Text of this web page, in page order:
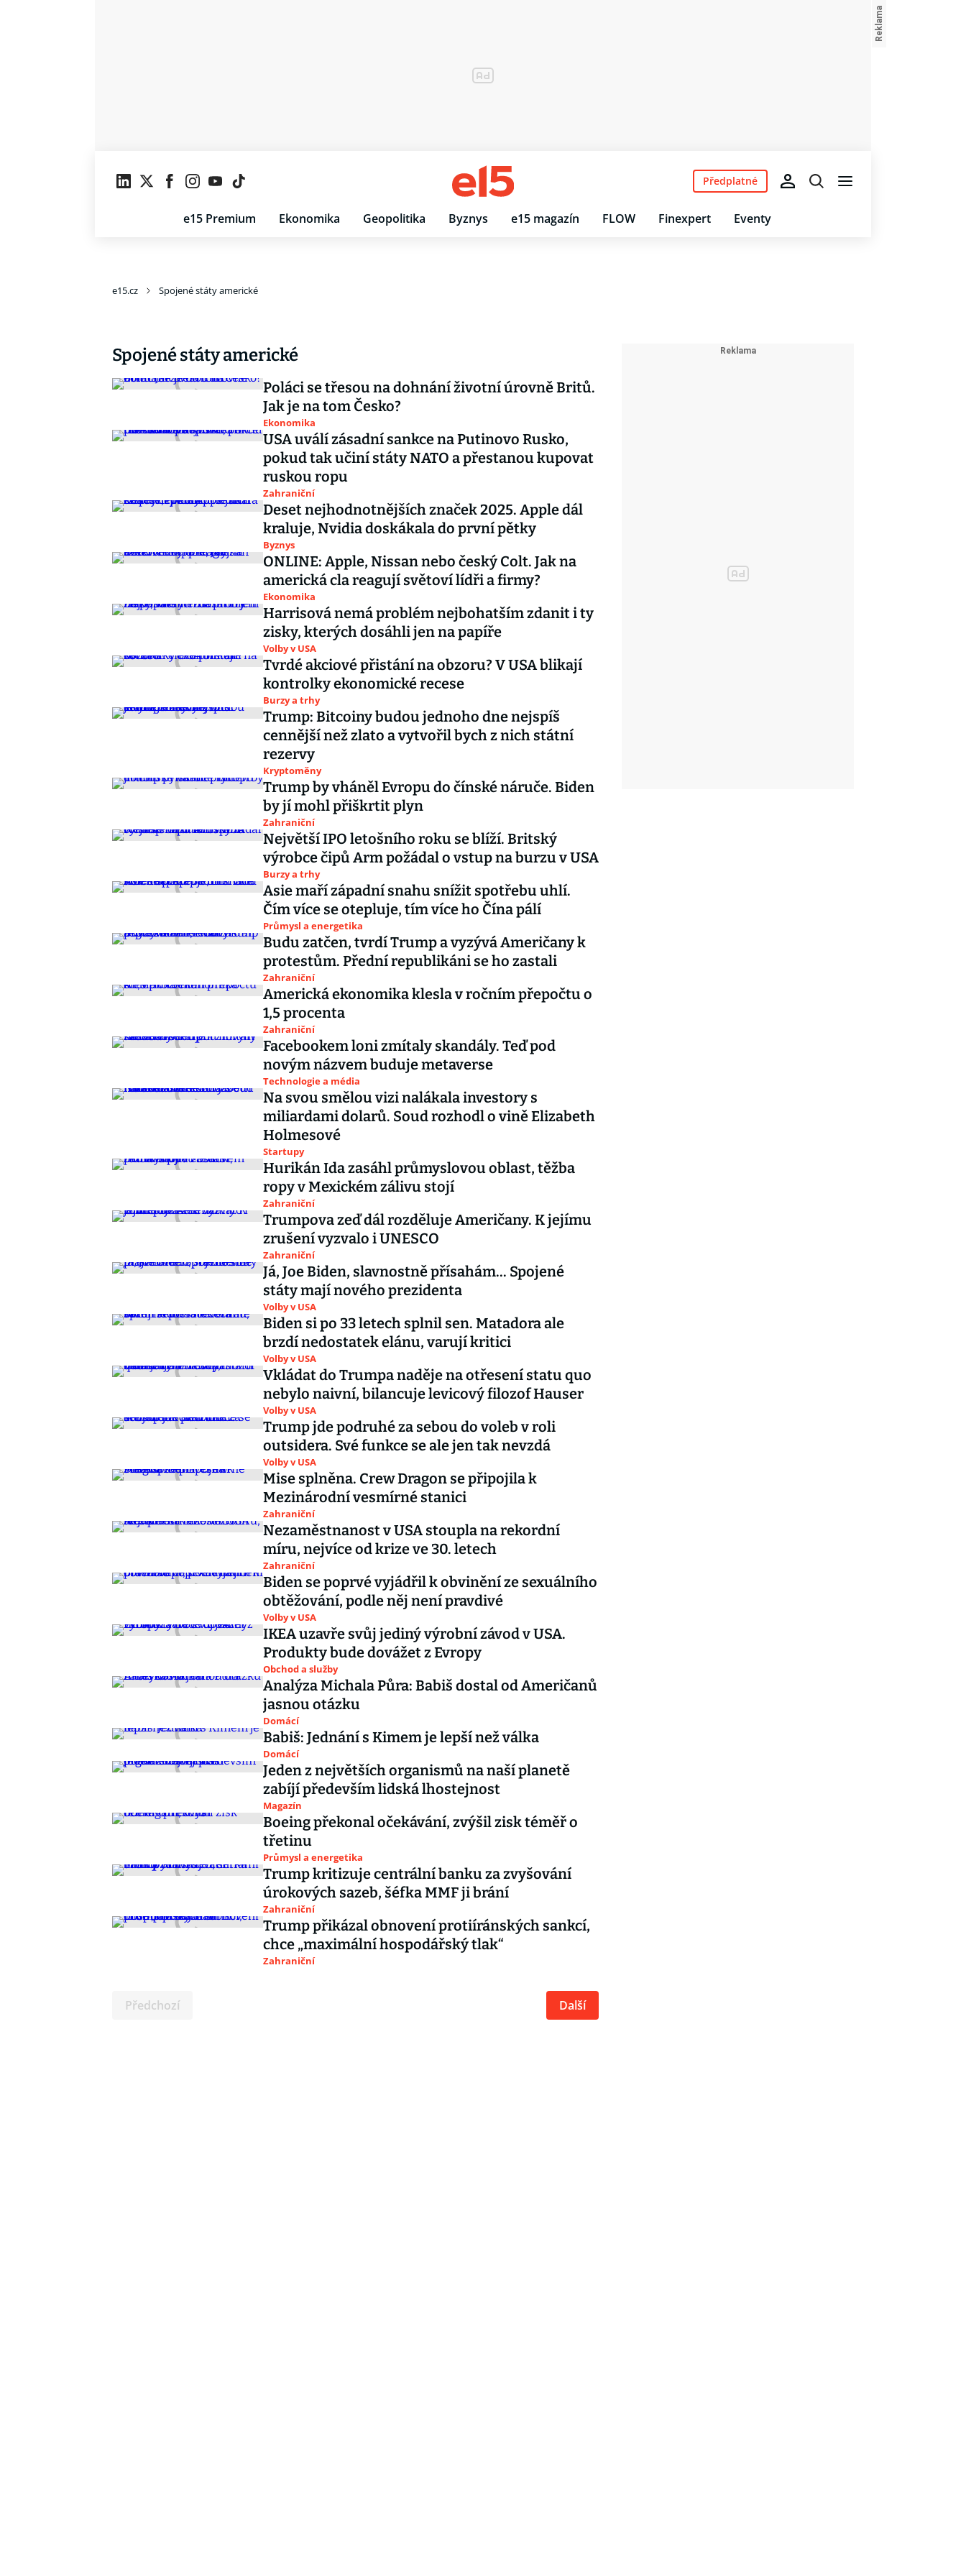
e15 Premium Ekonomika Geopolitika Byznys e15 magazín FLOW Finexpert Eventy
Předplatné
e15.cz Spojené státy americké
Spojené státy americké
Poláci se třesou na dohnání životní úrovně Britů.
Jak je na tom Česko?
Ekonomika
USA uválí zásadní sankce na Putinovo Rusko,
pokud tak učiní státy NATO a přestanou kupovat
ruskou ropu
Zahraniční
Deset nejhodnotnějších značek 2025. Apple dál
kraluje, Nvidia doskákala do první pětky
Byznys
ONLINE: Apple, Nissan nebo český Colt. Jak na
americká cla reagují světoví lídři a firmy?
Ekonomika
Harrisová nemá problém nejbohatším zdanit i ty
zisky, kterých dosáhli jen na papíře
Volby v USA
Tvrdé akciové přistání na obzoru? V USA blikají
kontrolky ekonomické recese
Burzy a trhy
Trump: Bitcoiny budou jednoho dne nejspíš
cennější než zlato a vytvořil bych z nich státní
rezervy
Kryptoměny
Trump by vháněl Evropu do čínské náruče. Biden
by jí mohl přiškrtit plyn
Zahraniční
Největší IPO letošního roku se blíží. Britský
výrobce čipů Arm požádal o vstup na burzu v USA
Burzy a trhy
Asie maří západní snahu snížit spotřebu uhlí.
Čím více se otepluje, tím více ho Čína pálí
Průmysl a energetika
Budu zatčen, tvrdí Trump a vyzývá Američany k
protestům. Přední republikáni se ho zastali
Zahraniční
Americká ekonomika klesla v ročním přepočtu o
1,5 procenta
Zahraniční
Facebookem loni zmítaly skandály. Teď pod
novým názvem buduje metaverse
Technologie a média
Na svou smělou vizi nalákala investory s
miliardami dolarů. Soud rozhodl o vině Elizabeth
Holmesové
Startupy
Hurikán Ida zasáhl průmyslovou oblast, těžba
ropy v Mexickém zálivu stojí
Zahraniční
Trumpova zeď dál rozděluje Američany. K jejímu
zrušení vyzvalo i UNESCO
Zahraniční
Já, Joe Biden, slavnostně přísahám... Spojené
státy mají nového prezidenta
Volby v USA
Biden si po 33 letech splnil sen. Matadora ale
brzdí nedostatek elánu, varují kritici
Volby v USA
Vkládat do Trumpa naděje na otřesení statu quo
nebylo naivní, bilancuje levicový filozof Hauser
Volby v USA
Trump jde podruhé za sebou do voleb v roli
outsidera. Své funkce se ale jen tak nevzdá
Volby v USA
Mise splněna. Crew Dragon se připojila k
Mezinárodní vesmírné stanici
Zahraniční
Nezaměstnanost v USA stoupla na rekordní
míru, nejvíce od krize ve 30. letech
Zahraniční
Biden se poprvé vyjádřil k obvinění ze sexuálního
obtěžování, podle něj není pravdivé
Volby v USA
IKEA uzavře svůj jediný výrobní závod v USA.
Produkty bude dovážet z Evropy
Obchod a služby
Analýza Michala Půra: Babiš dostal od Američanů
jasnou otázku
Domácí
Babiš: Jednání s Kimem je lepší než válka
Domácí
Jeden z největších organismů na naší planetě
zabíjí především lidská lhostejnost
Magazín
Boeing překonal očekávání, zvýšil zisk téměř o
třetinu
Průmysl a energetika
Trump kritizuje centrální banku za zvyšování
úrokových sazeb, šéfka MMF ji brání
Zahraniční
Trump přikázal obnovení protiíránských sankcí,
chce „maximální hospodářský tlak“
Zahraniční
Předchozí Další